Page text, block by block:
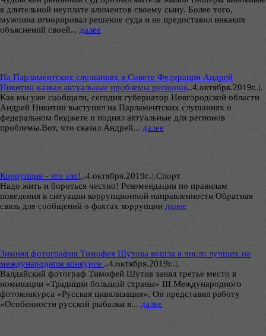
в длительной неуплате алиментов своему сыну. Более того,
мужчина игнорировал решение суда и не предоставил никаких
объяснений своей... далее
На Парламентских слушаниях в Совете Федерации Андрей
Никитин назвал актуальные проблемы регионов..4.октября.2019г..|.
Как мы уже сообщали, сегодня губернатор Новгородской области
Андрей Никитин выступил на Парламентских слушаниях о
федеральном бюджете и поднял актуальные для регионов
проблемы.Вот, что сказал Андрей... далее
Коррупция - это зло!..4.октября.2019г..|.Спорт
Надо жить и бороться честно! Рекомендации по правилам
поведения в ситуации коррупционной направленности Обратная
связь для сообщений о фактах коррупции далее
Зимняя фотография Тимофея Шутова вошла в число лучших на
международном конкурсе ..4.октября.2019г..|.
Валдайский фотограф Тимофей Шутов занял третье место в
номинации «Традиции большой страны» III Международного
фотоконкурса «Русская цивилизация». Он представил работу
«Особенности русской рыбалки в... далее